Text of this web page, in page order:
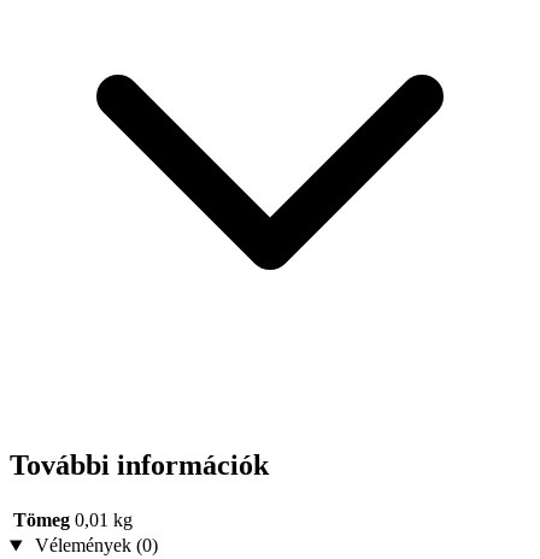
További információk
Tömeg 0,01 kg
Vélemények (0)